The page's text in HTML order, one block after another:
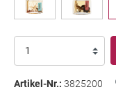
Artikel-Nr.: 3825200